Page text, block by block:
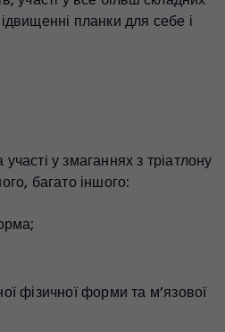
планки для себе і
у змаганнях з тріатлону
багато іншого:
фізичної форми та м’язової